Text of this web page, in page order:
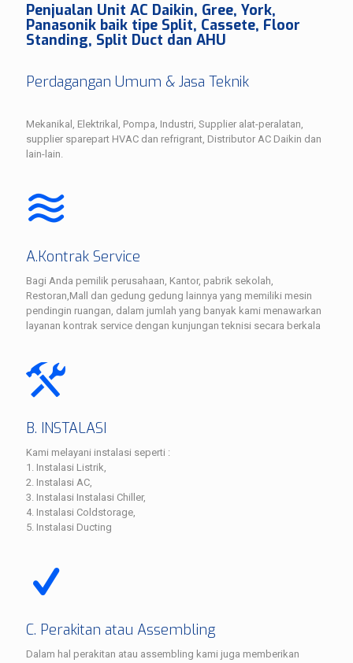
Penjualan Unit AC Daikin, Gree, York,
Panasonik baik tipe Split, Cassete, Floor
Standing, Split Duct dan AHU
Perdagangan Umum & Jasa Teknik
Mekanikal, Elektrikal, Pompa, Industri, Supplier alat-peralatan,
supplier sparepart HVAC dan refrigrant, Distributor AC Daikin dan
lain-lain.
A.Kontrak Service
Bagi Anda pemilik perusahaan, Kantor, pabrik sekolah,
Restoran,Mall dan gedung gedung lainnya yang memiliki mesin
pendingin ruangan, dalam jumlah yang banyak kami menawarkan
layanan kontrak service dengan kunjungan teknisi secara berkala
B. INSTALASI
Kami melayani instalasi seperti :
1. Instalasi Listrik,
2. Instalasi AC,
3. Instalasi Instalasi Chiller,
4. Instalasi Coldstorage,
5. Instalasi Ducting
C. Perakitan atau Assembling
Dalam hal perakitan atau assembling kami juga memberikan